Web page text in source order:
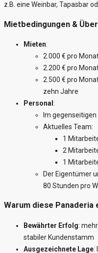
z.B. eine Weinbar, Tapasbar
Mietbedingungen &
Mieten:
2.000 € pro
2.200 € pro
2.500 € pro
zehn Jahre
Personal :
Im
Aktuelles Team:
1
2
1
Der Eigentümer
80 Stunden pro
Warum diese Panaderia
Bewährter Erfolg:
stabiler Kundenstamm
Ausgezeichnete Lage: